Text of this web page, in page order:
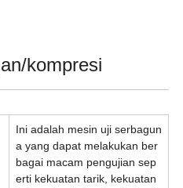
kompresi
Ini adalah mesin uji serbagun
a yang dapat melakukan ber
bagai macam pengujian sep
erti kekuatan tarik, kekuatan